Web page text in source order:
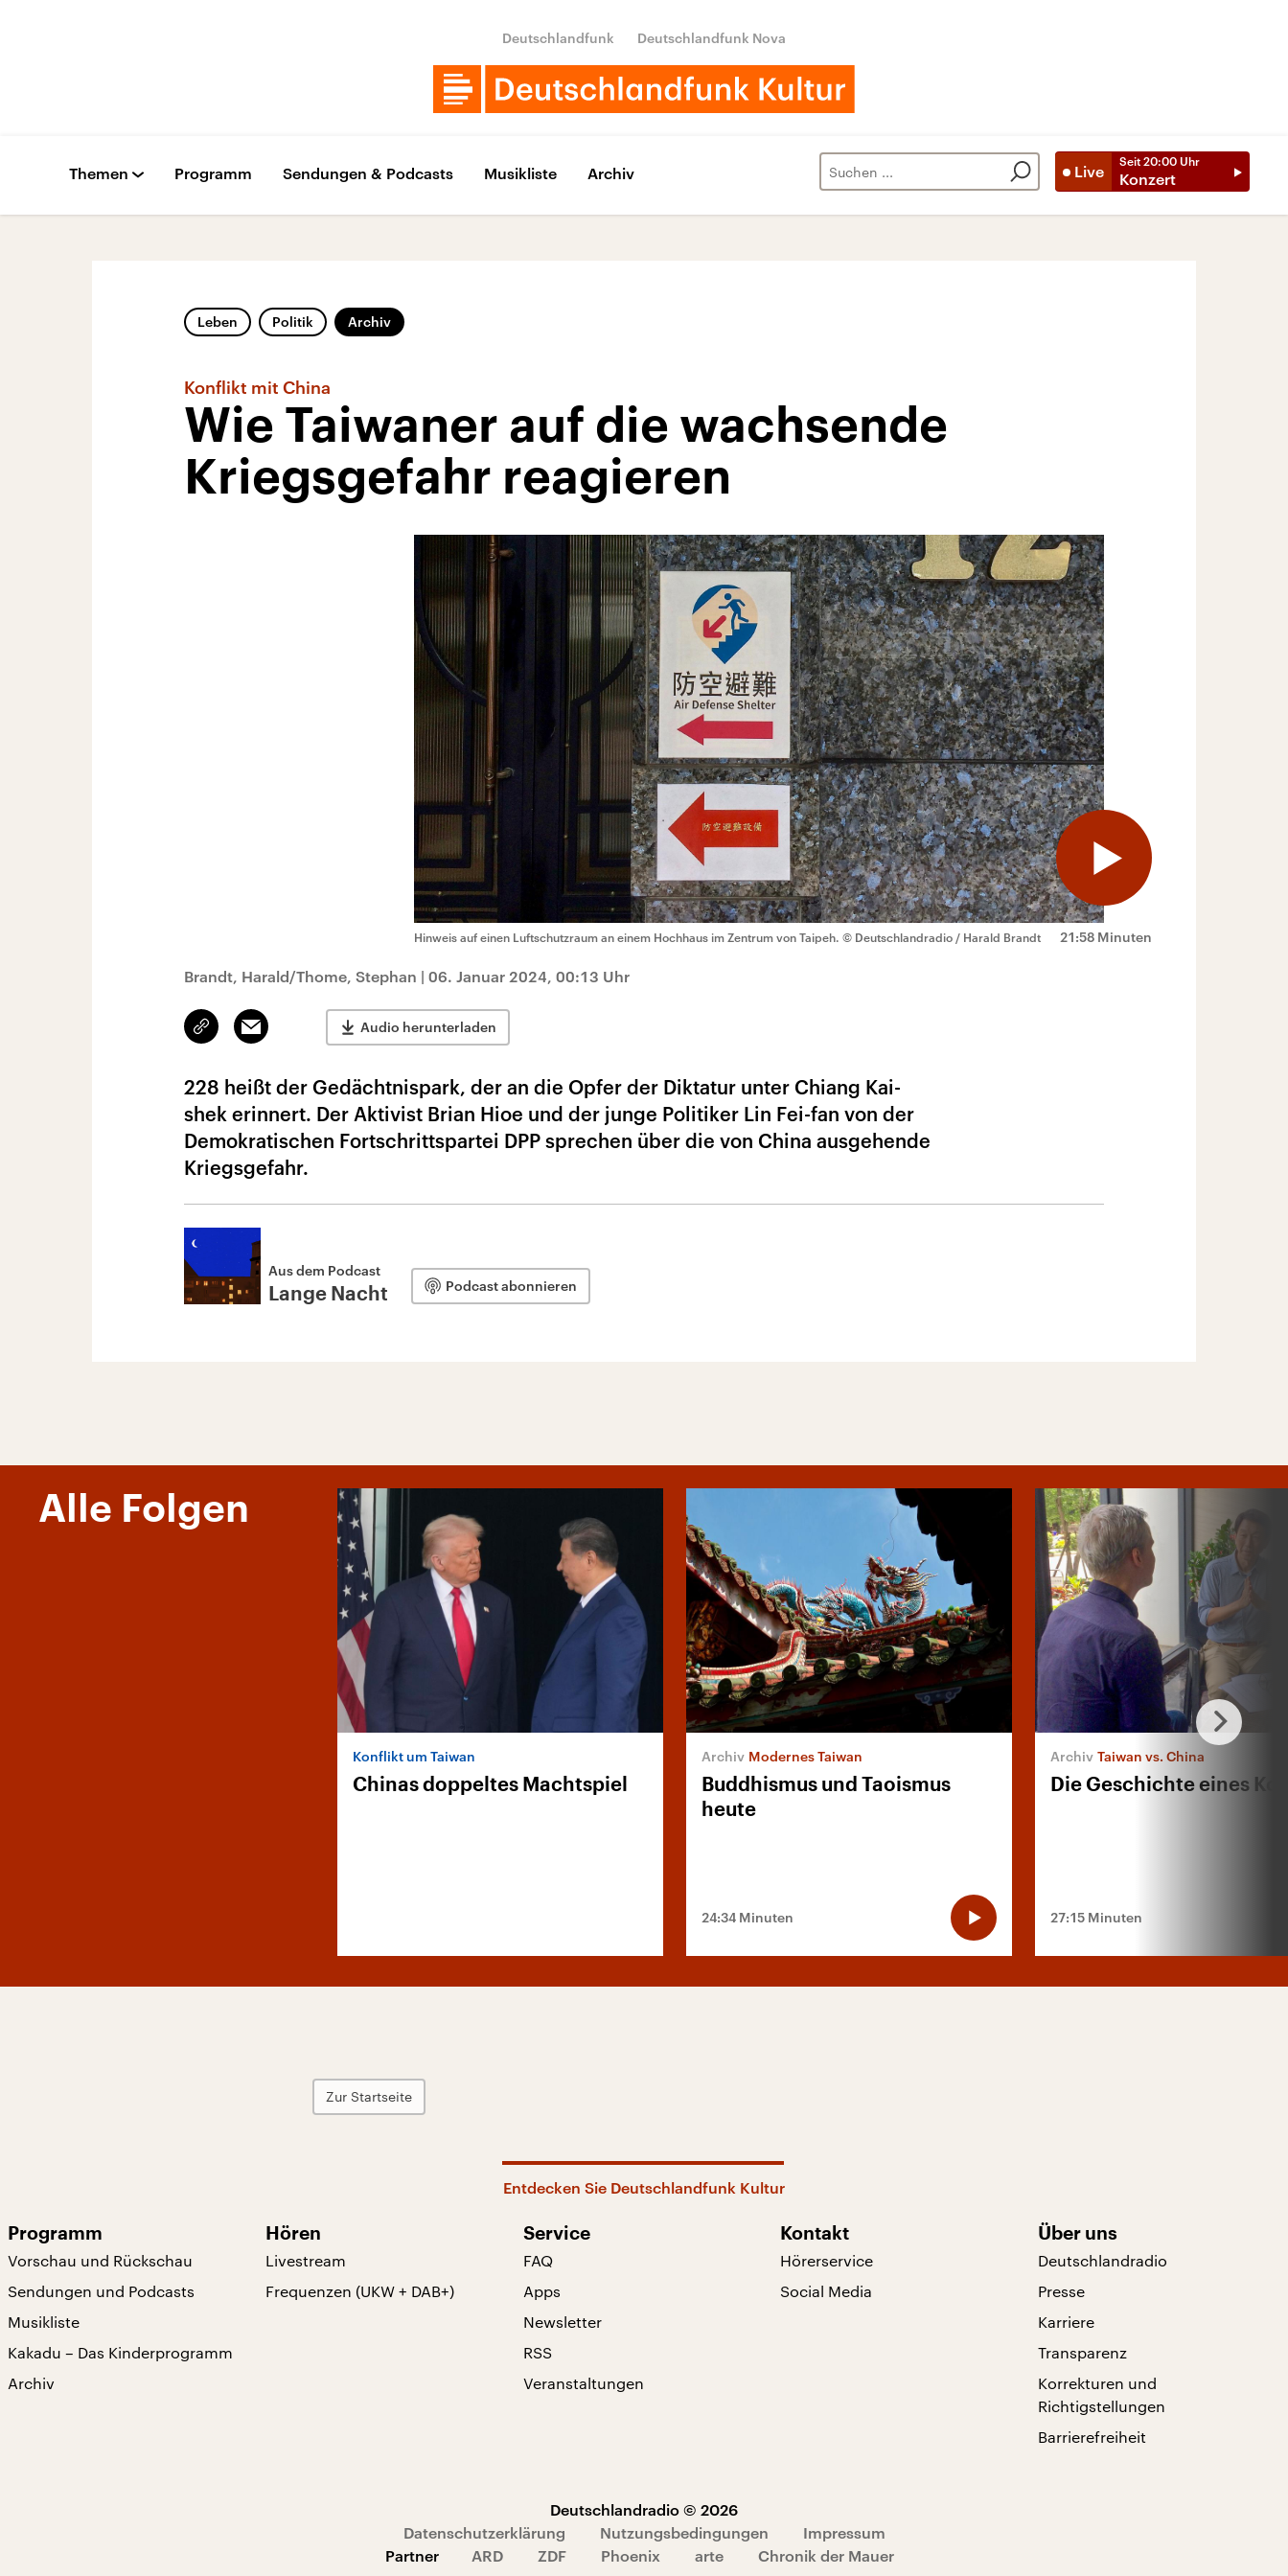
Deutschlandfunk Deutschlandfunk Nova
Live
Seit 20:00 Uhr
Konzert
Themen Programm Sendungen & Podcasts Musikliste Archiv
Leben Politik Archiv
Konflikt mit China
Wie Taiwaner auf die wachsende
Kriegsgefahr reagieren
21:58 Minuten
Hinweis auf einen Luftschutzraum an einem Hochhaus im Zentrum von Taipeh. © Deutschlandradio / Harald Brandt
Brandt, Harald/Thome, Stephan | 06. Januar 2024, 00:13 Uhr
Link
kopieren/teilen
Email Audio herunterladen
228 heißt der Gedächtnispark, der an die Opfer der Diktatur unter Chiang Kai-
shek erinnert. Der Aktivist Brian Hioe und der junge Politiker Lin Fei-fan von der
Demokratischen Fortschrittspartei DPP sprechen über die von China ausgehende
Kriegsgefahr.
Aus dem Podcast
Lange Nacht Podcast abonnieren
Alle Folgen
Konflikt um Taiwan
Chinas doppeltes Machtspiel
Modernes Taiwan
Buddhismus und Taoismus
heute
24:34 Minuten
Taiwan vs. China
Die Geschichte eines
27:15 Minuten
Zur Startseite
Entdecken Sie Deutschlandfunk Kultur
Programm
Vorschau und Rückschau
Sendungen und Podcasts
Musikliste
Kakadu – Das Kinderprogramm
Archiv
Hören
Livestream
Frequenzen (UKW + DAB+)
Service
FAQ
Apps
Newsletter
RSS
Veranstaltungen
Kontakt
Hörerservice
Social Media
Über uns
Deutschlandradio
Presse
Karriere
Transparenz
Korrekturen und
Richtigstellungen
Barrierefreiheit
Deutschlandradio © 2026
Datenschutzerklärung
Nutzungsbedingungen
Impressum
Partner
ARD ZDF Phoenix arte Chronik der Mauer